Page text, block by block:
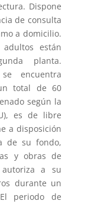
Dispone
de consulta
a domicilio.
están
planta.
encuentra
total de 60
según la
es de libre
a disposición
de su fondo,
y obras de
a su
durante un
periodo de